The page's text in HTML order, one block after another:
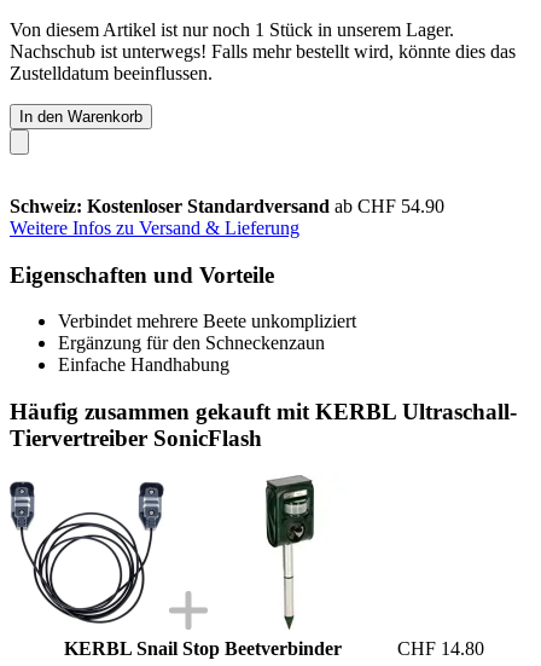
Von diesem Artikel ist nur noch 1 Stück in unserem Lager.
Nachschub ist unterwegs! Falls mehr bestellt wird, könnte dies das
Zustelldatum beeinflussen.
In den Warenkorb
Schweiz: Kostenloser Standardversand ab CHF 54.90
Weitere Infos zu Versand & Lieferung
Eigenschaften und Vorteile
Verbindet mehrere Beete unkompliziert
Ergänzung für den Schneckenzaun
Einfache Handhabung
Häufig zusammen gekauft mit KERBL Ultraschall-
Tiervertreiber SonicFlash
KERBL Snail Stop Beetverbinder
CHF 14.80